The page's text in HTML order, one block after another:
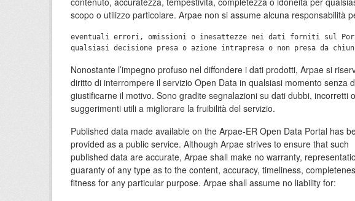
scopo o utilizzo particolare. Arpae non si assume alcuna responsabilità
eventuali errori, omissioni o inesattezze nei dati forniti sul
Nonostante l’impegno profuso nel diffondere i dati prodotti, Arpae si
diritto di interrompere il servizio Open Data in qualsiasi momento senza
giustificarne il motivo. Sono gradite segnalazioni su dati dubbi, incorretti
suggerimenti utili a migliorare la fruibilità del servizio.
Published data made available on the Arpae-ER Open Data Portal has
provided as a public service. Although Arpae strives to ensure that such
published data are accurate, Arpae shall make no warranty,
guaranty of any type as to the content, accuracy, timeliness,
fitness for any particular purpose. Arpae shall assume no liability for: